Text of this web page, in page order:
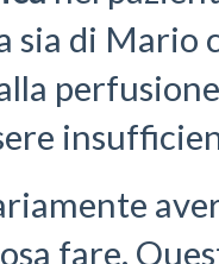
sia di Mario
fare.